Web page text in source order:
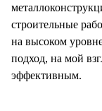
строительные
на высоком
подход, на мой
эффективным.